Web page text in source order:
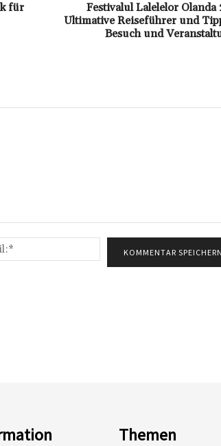
für
Festivalul Lalelelor Olanda
Ultimative Reiseführer und
Besuch und
Mail:*
Themen